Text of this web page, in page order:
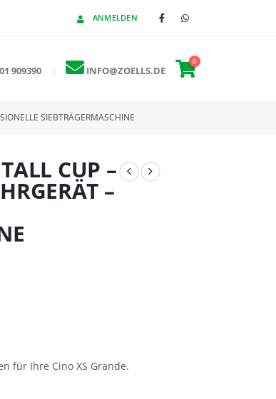
ANMELDEN
909390 | INFO@ZOELLS.DE
0
SIEBTRÄGERMASCHINE
CUP –
–
für Ihre Cino XS Grande.